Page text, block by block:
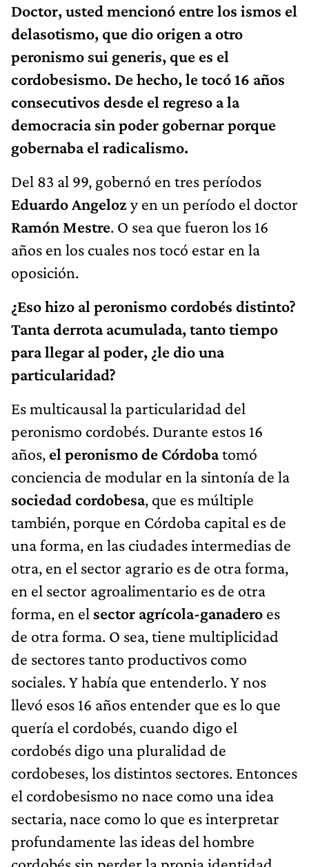
Doctor, usted mencionó entre los ismos el
delasotismo, que dio origen a otro
peronismo sui generis, que es el
cordobesismo. De hecho, le tocó 16 años
consecutivos desde el regreso a la
democracia sin poder gobernar porque
gobernaba el radicalismo.
Del 83 al 99, gobernó en tres períodos
Eduardo Angelozy en un período el doctor
Ramón Mestre. O sea que fueron los 16
años en los cuales nos tocó estar en la
oposición.
¿Eso hizo al peronismo cordobés distinto?
Tanta derrota acumulada, tanto tiempo
para llegar al poder, ¿le dio una
particularidad?
Es multicausal la particularidad del
peronismo cordobés. Durante estos 16
años, el peronismo de Córdobatomó
conciencia de modular en la sintonía de la
sociedad cordobesa, que es múltiple
también, porque en Córdoba capital es de
una forma, en las ciudades intermedias de
otra, en el sector agrario es de otra forma,
en el sector agroalimentario es de otra
forma, en el sector agrícola-ganadero es
de otra forma. O sea, tiene multiplicidad
de sectores tanto productivos como
sociales. Y había que entenderlo. Y nos
llevó esos 16 años entender que es lo que
quería el cordobés, cuando digo el
cordobés digo una pluralidad de
cordobeses, los distintos sectores. Entonces
el cordobesismo no nace como una idea
sectaria, nace como lo que es interpretar
profundamente las ideas del hombre